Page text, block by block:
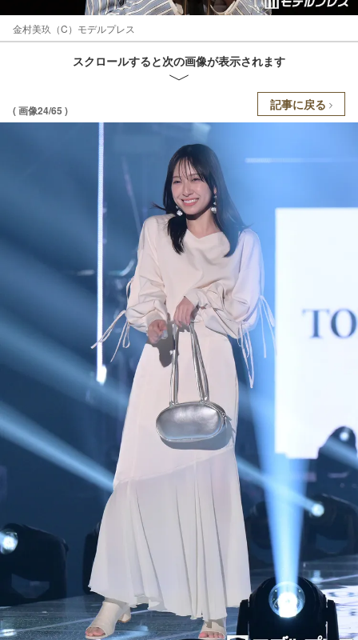
金村美玖（C）モデルプレス
スクロールすると次の画像が表示されます
( 画像24/65 ) 記事に戻る